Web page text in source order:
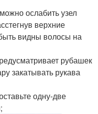
ослабить узел
верхние
видны волосы на
рубашек
закатывать рукава
одну-две